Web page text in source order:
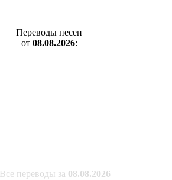
Переводы песен
от 08.08.2026:
Все переводы за 08.08.2026